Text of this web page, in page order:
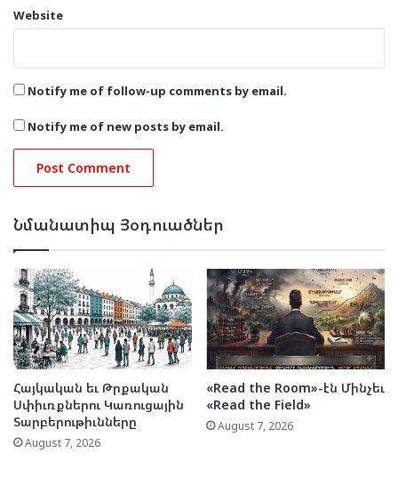
Website
Notify me of follow-up comments by email.
Notify me of new posts by email.
Նմանատիպ Յօդուածներ
Հայկական եւ Թրքական
Սփիւռքներու Կառուցային
Տարբերութիւնները
August 7, 2026
«Read the Room»-էն Մինչեւ
«Read the Field»
August 7, 2026